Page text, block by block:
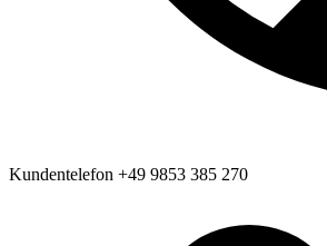
Kundentelefon +49 9853 385 270